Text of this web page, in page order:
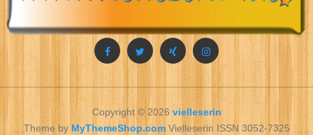
Copyright © 2026vielleserin
Theme by MyThemeShop.comVielleserin ISSN 3052-7325